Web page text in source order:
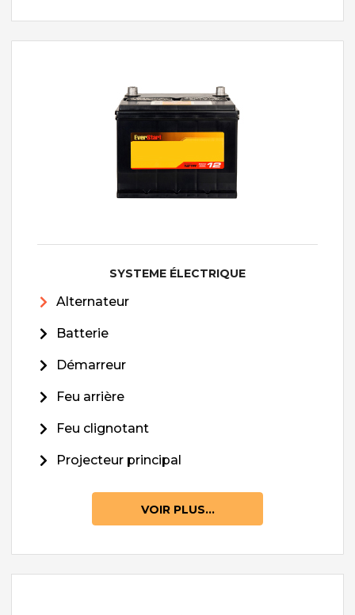
SYSTEME ÉLECTRIQUE
Alternateur
Batterie
Démarreur
Feu arrière
Feu clignotant
Projecteur principal
VOIR PLUS...